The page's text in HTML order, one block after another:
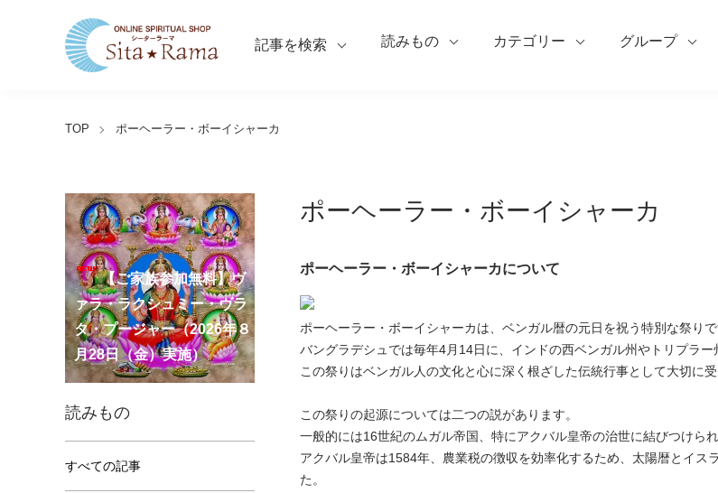
記事を検索 読みもの カテゴリー グループ
TOP ポーヘーラー・ボーイシャーカ
ポーヘーラー・ボーイシャーカ
ポーヘーラー・ボーイシャーカについて
ポーヘーラー・ボーイシャーカは、ベンガル暦の元日を祝う特別な祭りで
バングラデシュでは毎年4月14日に、インドの西ベンガル州やトリプラー
この祭りはベンガル人の文化と心に深く根ざした伝統行事として大切に受
この祭りの起源については二つの説があります。
一般的には16世紀のムガル帝国、特にアクバル皇帝の治世に結びつけられ
アクバル皇帝は1584年、農業税の徴収を効率化するため、太陽暦とイ
た。
【ご家族参加無料】ア
ーディ・アマーヴァシャ
ー・プージャー（2026年８
月12日（水）実施）
【ご家族参加無料】ラ
クシュミー・クベーラ・マ
ンスリー・プージャー
（2026年８月12日（水）実
施）
【ご家族参加無料】ナ
ーガ・パンチャミー・プー
ジャー（2026年８月17日
（月）実施）
【ご家族参加無料】ヴ
ァラ・ラクシュミー・ヴラ
タ・プージャー（2026年８
月28日（金）実施）
【ご家族参加無料】サ
ンカタハラ・チャトゥルテ
ィー・プージャー（2026年
８月31日（月）実施）
【ご家族参加無料】クリシ
ュナ・ジャヤンティー・プ
ージャー（2026年９月４日
（金）実施）
【ご家族参加無料】ガ
ネーシャ・チャトゥルティ
ー・プージャー（2026年９
月14日（月）実施）
【ご家族参加無料】マ
ハーラクシュミー・ヴラ
タ・プージャー（2026年９
月19日（土）実施）
【ご家族参加無料】マ
ハーラヤー・アマーヴァシ
ャー・プージャー（2026年
10月10日（土）実施）
第220回グループ・ホ
ーマ（ナーガ・パンチャミ
ー、2026年８月17日（月）
実施）
第221回グループ・ホ
ーマ（ガーヤトリー・ジャ
ヤンティー、2026年８月28
日（金）実施）
アンナダーナ・プロジェク
ト（食事の奉仕）
ポストコロナ福祉活動支援
募金
読みもの
すべての記事